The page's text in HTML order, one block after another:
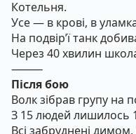
Котельня.
Усе — в крові, в
На подвір’ї танк
Через 40 хвилин
⸻
Після бою
Волк зібрав групу на
З 15 людей лишилось
Всі забруднені